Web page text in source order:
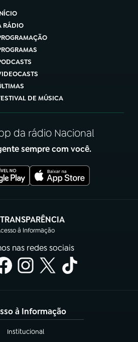
RÁDIO
DE MÚSICA
da rádio Nacional
sempre com você.
TRANSPARÊNCIA
à Informação
(abre em nova aba)
nas redes sociais
à Informação
Institucional
(abre em nova aba)